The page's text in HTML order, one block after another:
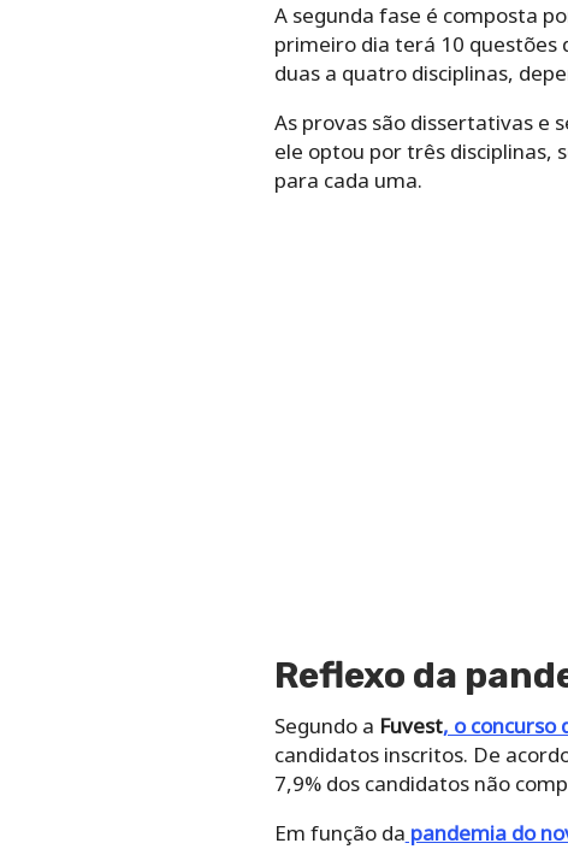
A segunda fase é composta
primeiro dia terá 10 questões
duas a quatro disciplinas,
As provas são dissertativas e
ele optou por três disciplinas,
para cada uma.
Reflexo da
Segundo a Fuvest, o concurso
candidatos inscritos. De
7,9% dos candidatos não
Em função da pandemia do